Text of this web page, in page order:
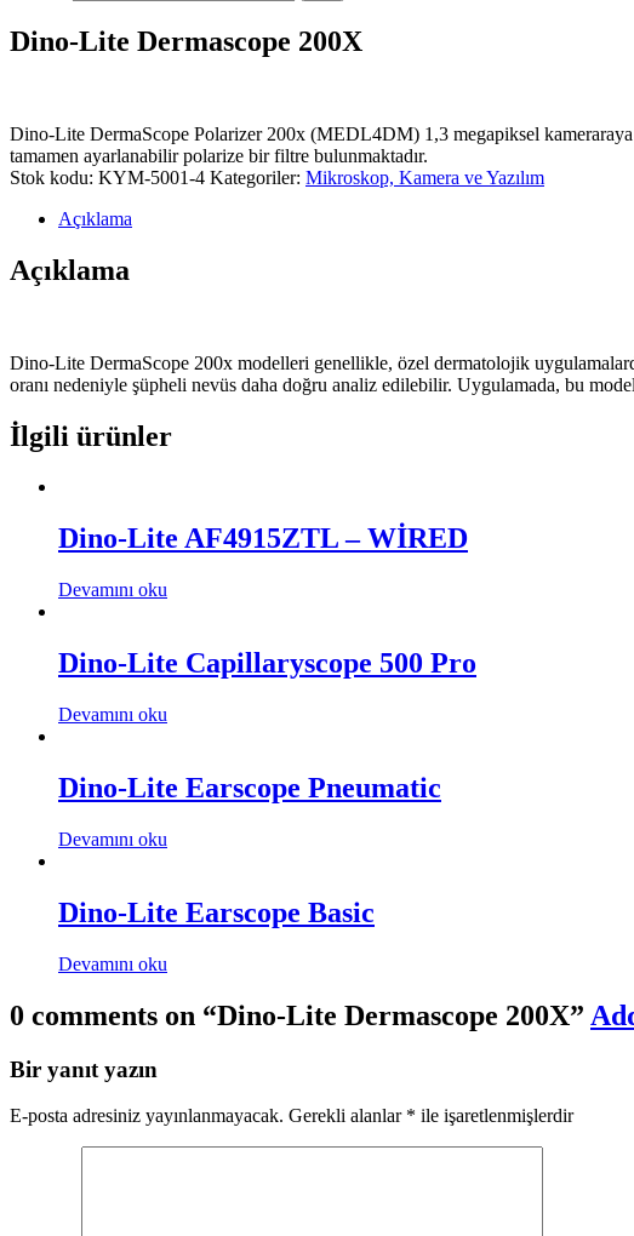
Dino-Lite Dermascope 200X
Dino-Lite DermaScope Polarizer 200x (MEDL4DM) 1,3 megapiksel
tamamen ayarlanabilir polarize bir filtre bulunmaktadır.
Stok kodu: KYM-5001-4 Kategoriler: Mikroskop, Kamera ve Yazılım
Açıklama
Açıklama
Dino-Lite DermaScope 200x modelleri genellikle, özel dermatolojik
oranı nedeniyle şüpheli nevüs daha doğru analiz edilebilir. Uygulamada, bu
İlgili ürünler
Dino-Lite AF4915ZTL – WİRED
Devamını oku
Dino-Lite Capillaryscope 500 Pro
Devamını oku
Dino-Lite Earscope Pneumatic
Devamını oku
Dino-Lite Earscope Basic
Devamını oku
0 comments on “Dino-Lite Dermascope 200X”
Bir yanıt yazın
E-posta adresiniz yayınlanmayacak. Gerekli alanlar * ile işaretlenmişlerdir